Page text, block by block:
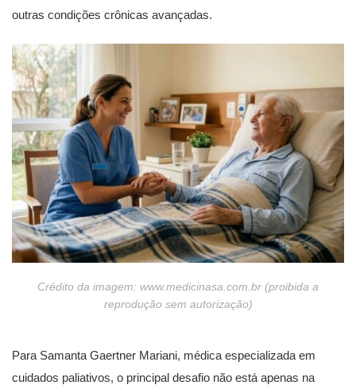
outras condições crônicas avançadas.
Crédito da imagem: www.medicinasa.com.br (proibida a
reprodução sem autorização)
Para Samanta Gaertner Mariani, médica especializada em
cuidados paliativos, o principal desafio não está apenas na